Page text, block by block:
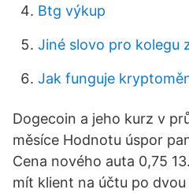
Btg výkup
Jiné slovo pro kolegu
Jak funguje
Dogecoin a jeho kurz v
měsíce Hodnotu úspor
Cena nového auta 0,75
mít klient na účtu po